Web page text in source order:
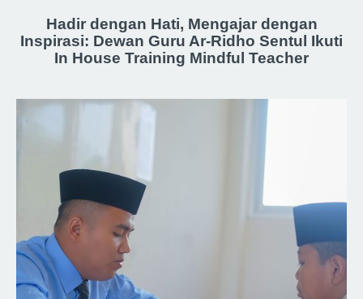
Hadir dengan Hati, Mengajar dengan
Inspirasi: Dewan Guru Ar-Ridho Sentul Ikuti
In House Training Mindful Teacher